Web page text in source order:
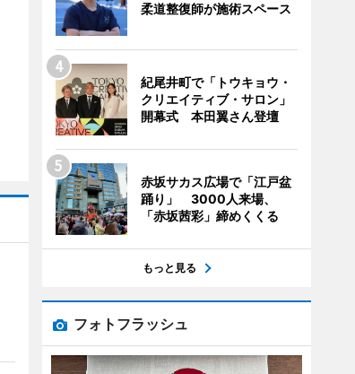
柔道整復師が施術スペース
紀尾井町で「トウキョウ・
クリエイティブ・サロン」
開幕式 本田翼さん登壇
赤坂サカス広場で「江戸盆
踊り」 3000人来場、
「赤坂茜彩」締めくくる
もっと見る
フォトフラッシュ